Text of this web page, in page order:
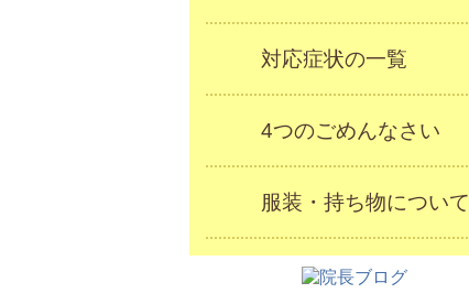
対応症状の一覧
4つのごめんなさい
服装・持ち物について